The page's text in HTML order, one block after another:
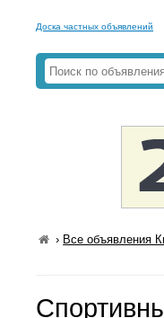
Доска частных объявлений
› Все объявления